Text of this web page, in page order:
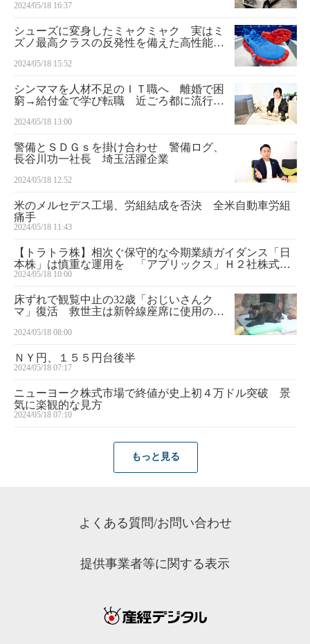
2024/05/18 16:37
シューズに変身したミャクミャク 実はミ
ズノ最高クラスの反発性を備えた高性能で
2024/05/18 15:52
シンママを人材不足のＩＴ職へ 離婚で困
窮→給付金で学び転職 近ごろ都に流行る
2024/05/18 13:00
警備とＳＤＧｓを掛け合わせ 警備ログ、
長谷川功一社長 埼玉活躍企業
2024/05/18 12:52
米のメルセデス工場、労組結成を否決 全米自動車労組
痛手
2024/05/18 11:43
【トラトラ株】相次ぐ保守的な今期業績ガイダンス「日
本株」は慎重な運用を 「アプリックス」Ｈ２社株式の
取得を完了 半導体関連の中核銘柄「マクニカＨＤ」
2024/05/18 10:00
床ずれで観覧中止の32歳「おじいさんク
マ」復活 救世主は新幹線座席に使用のク
2024/05/18 08:00
ＮＹ円、１５５円台後半
2024/05/18 07:17
ニューヨーク株式市場で終値が史上初４万ドル突破 景
気に楽観的な見方
2024/05/18 07:10
もっと見る
よくある質問/お問い合わせ
提供事業者等に関する表示